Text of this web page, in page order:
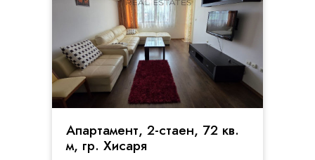
Апартамент, 2-стаен, 72 кв.
м, гр. Хисаря